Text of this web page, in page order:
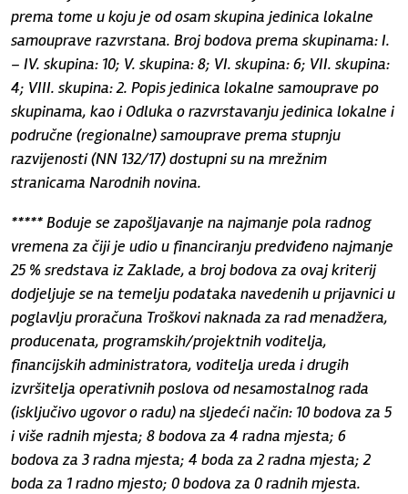
prema tome u koju je od osam skupina jedinica lokalne
samouprave razvrstana. Broj bodova prema skupinama: I.
– IV. skupina: 10; V. skupina: 8; VI. skupina: 6; VII. skupina:
4; VIII. skupina: 2. Popis jedinica lokalne samouprave po
skupinama, kao i Odluka o razvrstavanju jedinica lokalne i
područne (regionalne) samouprave prema stupnju
razvijenosti (NN 132/17) dostupni su na mrežnim
stranicama Narodnih novina.
***** Boduje se zapošljavanje na najmanje pola radnog
vremena za čiji je udio u financiranju predviđeno najmanje
25 % sredstava iz Zaklade, a broj bodova za ovaj kriterij
dodjeljuje se na temelju podataka navedenih u prijavnici u
poglavlju proračuna Troškovi naknada za rad menadžera,
producenata, programskih/projektnih voditelja,
financijskih administratora, voditelja ureda i drugih
izvršitelja operativnih poslova od nesamostalnog rada
(isključivo ugovor o radu) na sljedeći način: 10 bodova za 5
i više radnih mjesta; 8 bodova za 4 radna mjesta; 6
bodova za 3 radna mjesta; 4 boda za 2 radna mjesta; 2
boda za 1 radno mjesto; 0 bodova za 0 radnih mjesta.